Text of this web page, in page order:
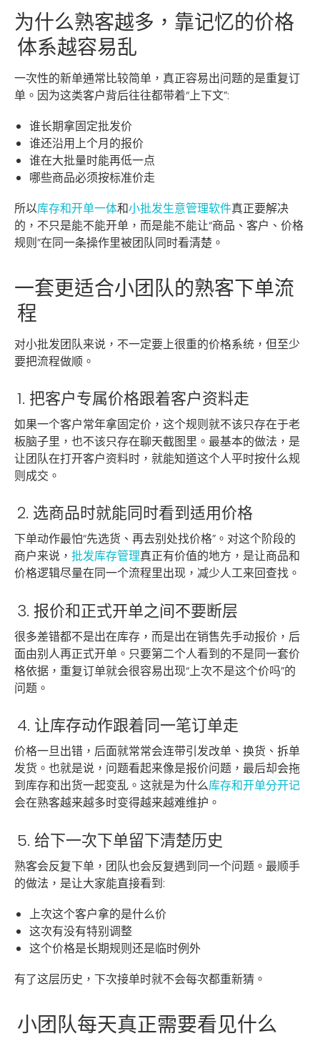
为什么熟客越多，靠记忆的价格
体系越容易乱
一次性的新单通常比较简单，真正容易出问题的是重复订
单。因为这类客户背后往往都带着“上下文”:
谁长期拿固定批发价
谁还沿用上个月的报价
谁在大批量时能再低一点
哪些商品必须按标准价走
所以库存和开单一体和小批发生意管理软件真正要解决
的，不只是能不能开单，而是能不能让“商品、客户、价格
规则”在同一条操作里被团队同时看清楚。
一套更适合小团队的熟客下单流
程
对小批发团队来说，不一定要上很重的价格系统，但至少
要把流程做顺。
1. 把客户专属价格跟着客户资料走
如果一个客户常年拿固定价，这个规则就不该只存在于老
板脑子里，也不该只存在聊天截图里。最基本的做法，是
让团队在打开客户资料时，就能知道这个人平时按什么规
则成交。
2. 选商品时就能同时看到适用价格
下单动作最怕“先选货、再去别处找价格”。对这个阶段的
商户来说， 批发库存管理真正有价值的地方，是让商品和
价格逻辑尽量在同一个流程里出现，减少人工来回查找。
3. 报价和正式开单之间不要断层
很多差错都不是出在库存，而是出在销售先手动报价，后
面由别人再正式开单。只要第二个人看到的不是同一套价
格依据，重复订单就会很容易出现“上次不是这个价吗”的
问题。
4. 让库存动作跟着同一笔订单走
价格一旦出错，后面就常常会连带引发改单、换货、拆单
发货。也就是说，问题看起来像是报价问题，最后却会拖
到库存和出货一起变乱。这就是为什么库存和开单分开记
会在熟客越来越多时变得越来越难维护。
5. 给下一次下单留下清楚历史
熟客会反复下单，团队也会反复遇到同一个问题。最顺手
的做法，是让大家能直接看到:
上次这个客户拿的是什么价
这次有没有特别调整
这个价格是长期规则还是临时例外
有了这层历史，下次接单时就不会每次都重新猜。
小团队每天真正需要看见什么